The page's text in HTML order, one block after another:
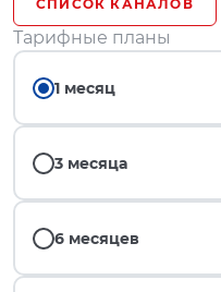
СПИСОК КАНАЛОВ
Тарифные планы
1 месяц
3 месяца
6 месяцев